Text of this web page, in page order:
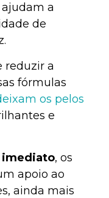
ajudam a
de
reduzir a
fórmulas
os pelos
e
, os
apoio ao
ainda mais